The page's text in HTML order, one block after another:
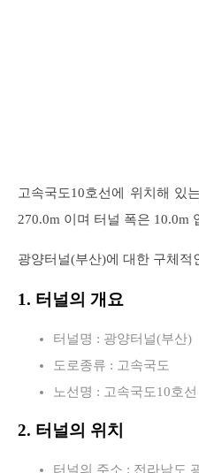
고속국도10호선에 위치해 있
270.0m 이며 터널 폭은 10.0m
광양터널(부산)에 대한 구체적
1. 터널의 개요
터널명 : 광양터널(부산)
도로종류 : 고속국도
노선명 : 고속국도10호선
2. 터널의 위치
터널의 주소 : 전라남도